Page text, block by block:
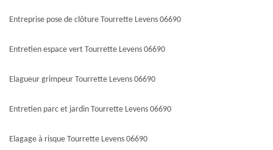
Entreprise pose de clôture Tourrette Levens 06690
Entretien espace vert Tourrette Levens 06690
Elagueur grimpeur Tourrette Levens 06690
Entretien parc et jardin Tourrette Levens 06690
Elagage à risque Tourrette Levens 06690